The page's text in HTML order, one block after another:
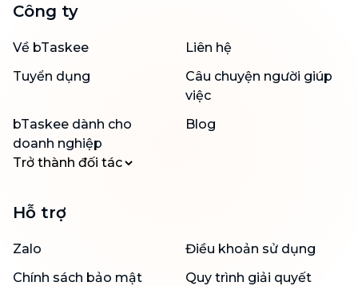
Công ty
Về bTaskee
Liên hệ
Tuyển dụng
Câu chuyện người giúp
việc
bTaskee dành cho
doanh nghiệp
Blog
Trở thành đối tác
Hỗ trợ
Zalo
Điều khoản sử dụng
Chính sách bảo mật
Quy trình giải quyết